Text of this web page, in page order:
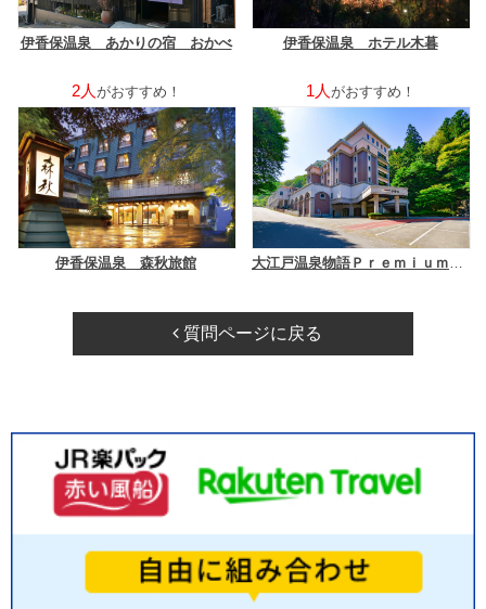
伊香保温泉 あかりの宿 おかべ 伊香保温泉 ホテル木暮
2人 がおすすめ！
伊香保温泉 森秋旅館
1人 がおすすめ！
質問ページに戻る